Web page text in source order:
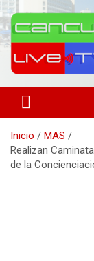
Saltar
al
contenido
Cancún
Inicio
MAS
Realizan
de la